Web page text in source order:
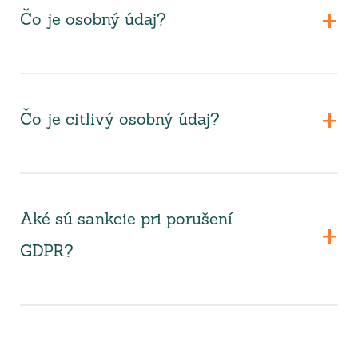
Čo je osobný údaj?
Čo je citlivý osobný údaj?
Aké sú sankcie pri porušení
GDPR?